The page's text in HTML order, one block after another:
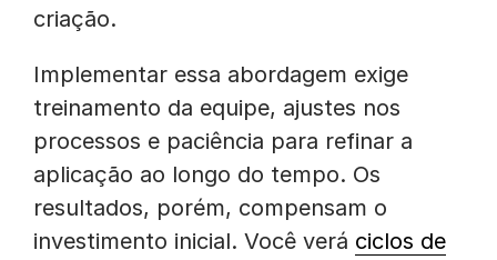
criação.
Implementar essa abordagem exige
treinamento da equipe, ajustes nos
processos e paciência para refinar a
aplicação ao longo do tempo. Os
resultados, porém, compensam o
investimento inicial. Você verá ciclos de